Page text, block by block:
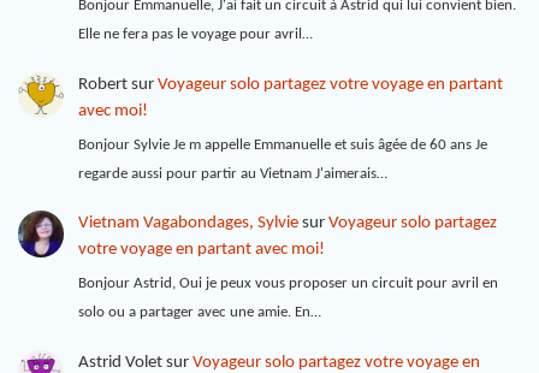
Bonjour Emmanuelle, J'ai fait un circuit à Astrid qui lui convient bien.
Elle ne fera pas le voyage pour avril…
Robertsur Voyageur solo partagez votre voyage en partant
avec moi!
Bonjour Sylvie Je m appelle Emmanuelle et suis âgée de 60 ans Je
regarde aussi pour partir au Vietnam J'aimerais…
Vietnam Vagabondages, Sylviesur Voyageur solo partagez
votre voyage en partant avec moi!
Bonjour Astrid, Oui je peux vous proposer un circuit pour avril en
solo ou a partager avec une amie. En…
Astrid Voletsur Voyageur solo partagez votre voyage en